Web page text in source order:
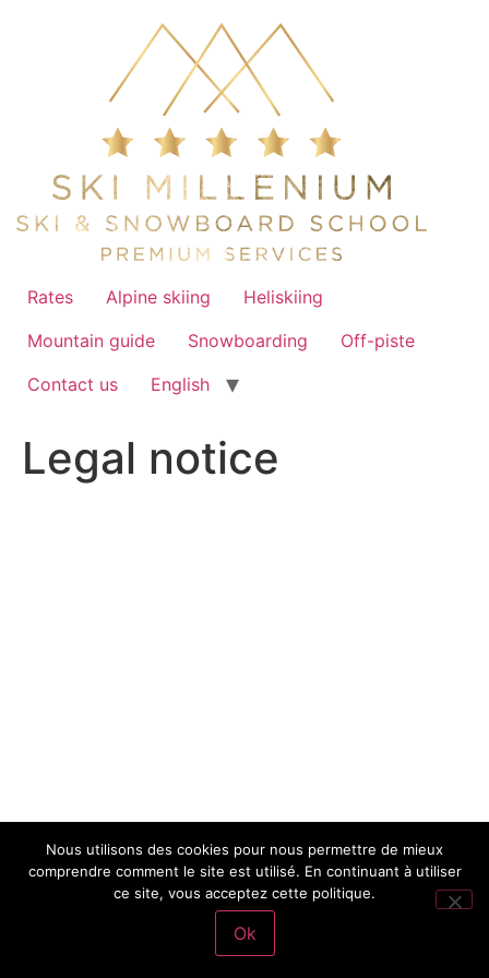
Rates Alpine skiing
Heliskiing
Mountain guide
Snowboarding
Off-piste
Contact us
English
Legal notice
Nous utilisons des cookies pour nous permettre de mieux
comprendre comment le site est utilisé. En continuant à utiliser
ce site, vous acceptez cette politique.
Ok